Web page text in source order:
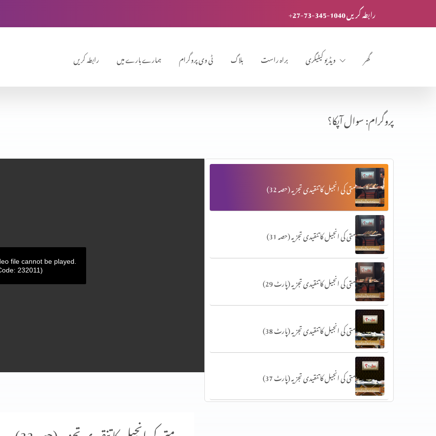
+27-73-345-1040 رابطہ کریں
رابطہ کریں ہمارے بارے میں ٹی وی پروگرام بلاگ براہ راست ویڈیو کیٹیگری گھر
پروگرام: سوال آپکا؟
file cannot be played.
232011)
متی کی انجیل کا تنقیدی تجزیہ (حصہ 32)
متی کی انجیل کا تنقیدی تجزیہ (حصہ 31)
متی کی انجیل کا تنقیدی تجزیہ (پارٹ 29)
متی کی انجیل کا تنقیدی تجزیہ (پارٹ 38)
متی کی انجیل کا تنقیدی تجزیہ (پارٹ 37)